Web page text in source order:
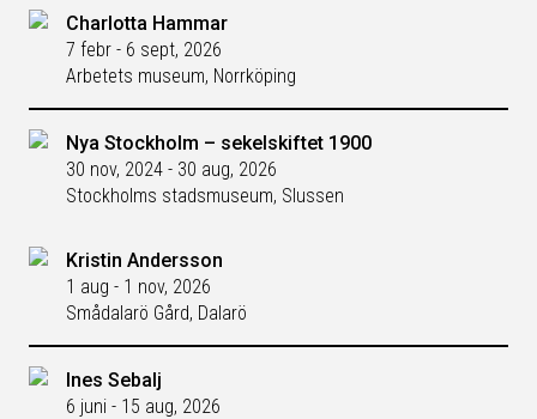
Charlotta Hammar
7 febr - 6 sept, 2026
Arbetets museum, Norrköping
Nya Stockholm – sekelskiftet 1900
30 nov, 2024 - 30 aug, 2026
Stockholms stadsmuseum, Slussen
Kristin Andersson
1 aug - 1 nov, 2026
Smådalarö Gård, Dalarö
Ines Sebalj
6 juni - 15 aug, 2026